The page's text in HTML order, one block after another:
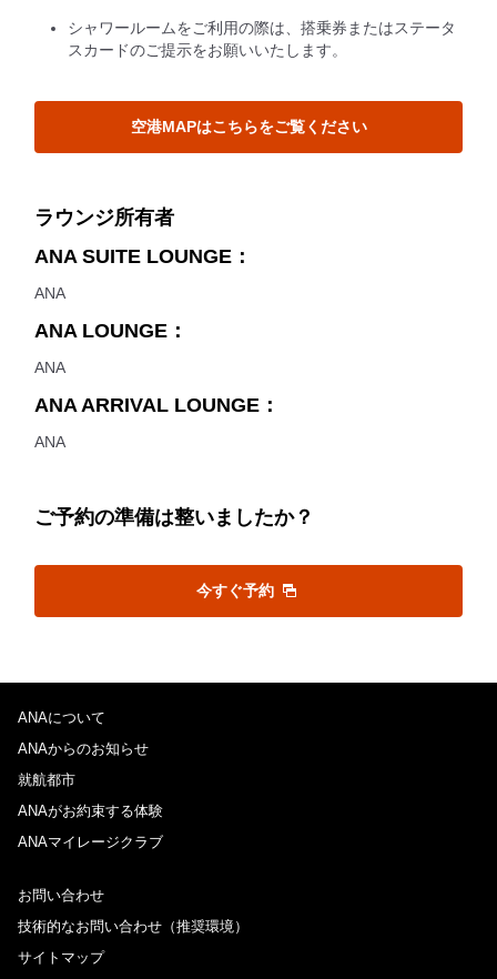
シャワールームをご利用の際は、搭乗券またはステータ
スカードのご提示をお願いいたします。
空港MAPはこちらをご覧ください
ラウンジ所有者
ANA SUITE LOUNGE：
ANA
ANA LOUNGE：
ANA
ANA ARRIVAL LOUNGE：
ANA
ご予約の準備は整いましたか？
今すぐ予約
ANAについて
ANAからのお知らせ
就航都市
ANAがお約束する体験
ANAマイレージクラブ
お問い合わせ
技術的なお問い合わせ（推奨環境）
サイトマップ